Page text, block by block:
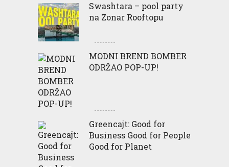
Swashtara – pool party
na Zonar Rooftopu
MODNI BREND BOMBER
ODRŽAO POP-UP!
Greencajt: Good for
Business Good for People
Good for Planet